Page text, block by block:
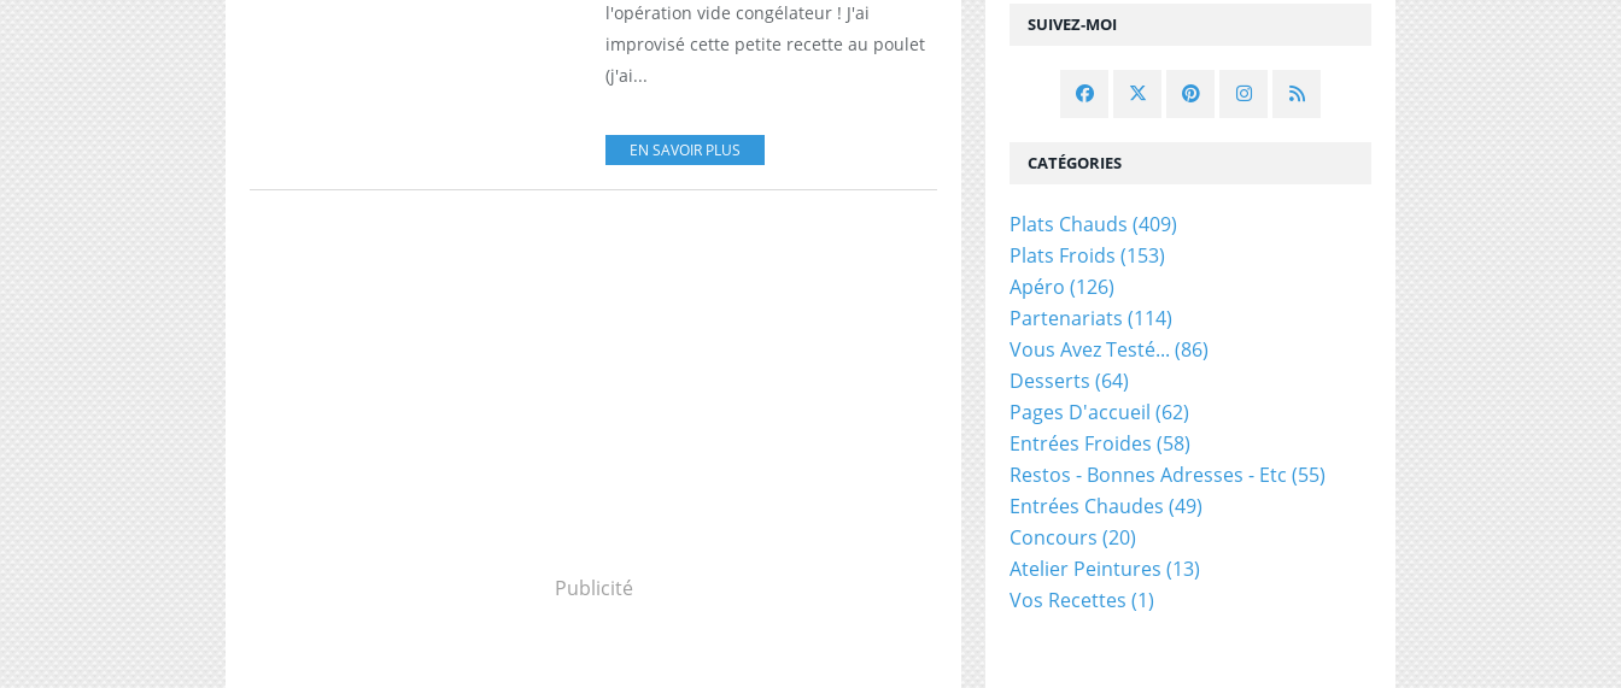
l'opération vide congélateur ! J'ai
improvisé cette petite recette au poulet
(j'ai...
EN SAVOIR PLUS
Publicité
SUIVEZ-MOI
CATÉGORIES
Plats Chauds (409)
Plats Froids (153)
Apéro (126)
Partenariats (114)
Vous Avez Testé... (86)
Desserts (64)
Pages D'accueil (62)
Entrées Froides (58)
Restos - Bonnes Adresses - Etc (55)
Entrées Chaudes (49)
Concours (20)
Atelier Peintures (13)
Vos Recettes (1)